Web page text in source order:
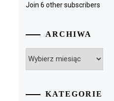
Join 6 other subscribers
ARCHIWA
KATEGORIE